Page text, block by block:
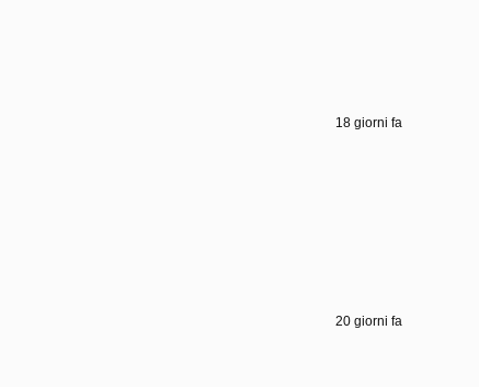
18 giorni fa
20 giorni fa